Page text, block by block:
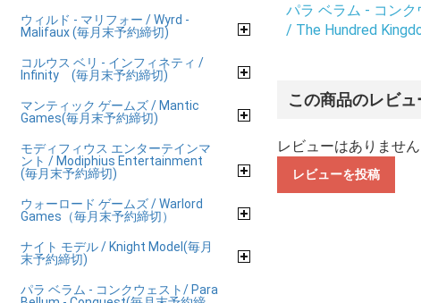
ウィルド - マリフォー / Wyrd -
Malifaux (毎月末予約締切)
コルウス ベリ - インフィネティ /
Infinity (毎月末予約締切)
マンティック ゲームズ / Mantic
Games(毎月末予約締切)
モディフィウス エンターテインマ
ント / Modiphius Entertainment
(毎月末予約締切)
ウォーロード ゲームズ / Warlord
Games（毎月末予約締切）
ナイト モデル / Knight Model(毎月
末予約締切)
パラ ベラム - コンクウェスト/ Para
パラ ベラム - コン
/ The Hundred
この商品のレビュ
レビューはありません
レビューを投稿